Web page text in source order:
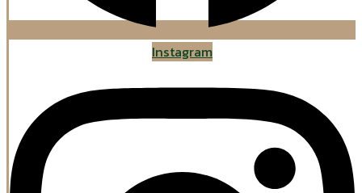
Instagram